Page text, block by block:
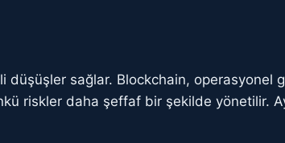
sağlar. Blockchain, operasyonel
riskler daha şeffaf bir şekilde yönetilir.